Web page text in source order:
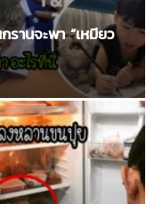
านจะพา “เหมียว